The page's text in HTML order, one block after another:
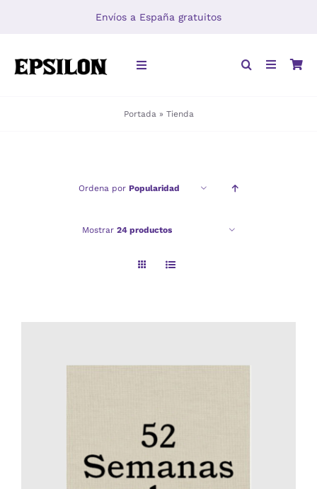
Envíos a España gratuitos
Toggle
Portada » Tienda
Ordena por Popularidad
Mostrar 24 productos